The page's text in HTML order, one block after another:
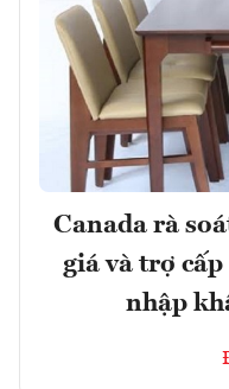
Canada rà
giá và trợ
nhập